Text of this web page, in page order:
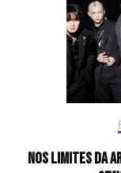
Nos limites da